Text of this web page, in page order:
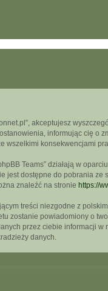
akceptujesz
informując cię
wszelkimi konsekwencjami
Teams” działają w
jest dostępne do pobrania ze
znaleźć na stronie https://
treści niezgodne z
zostanie powiadomiony o
przez ciebie informacji
danych.